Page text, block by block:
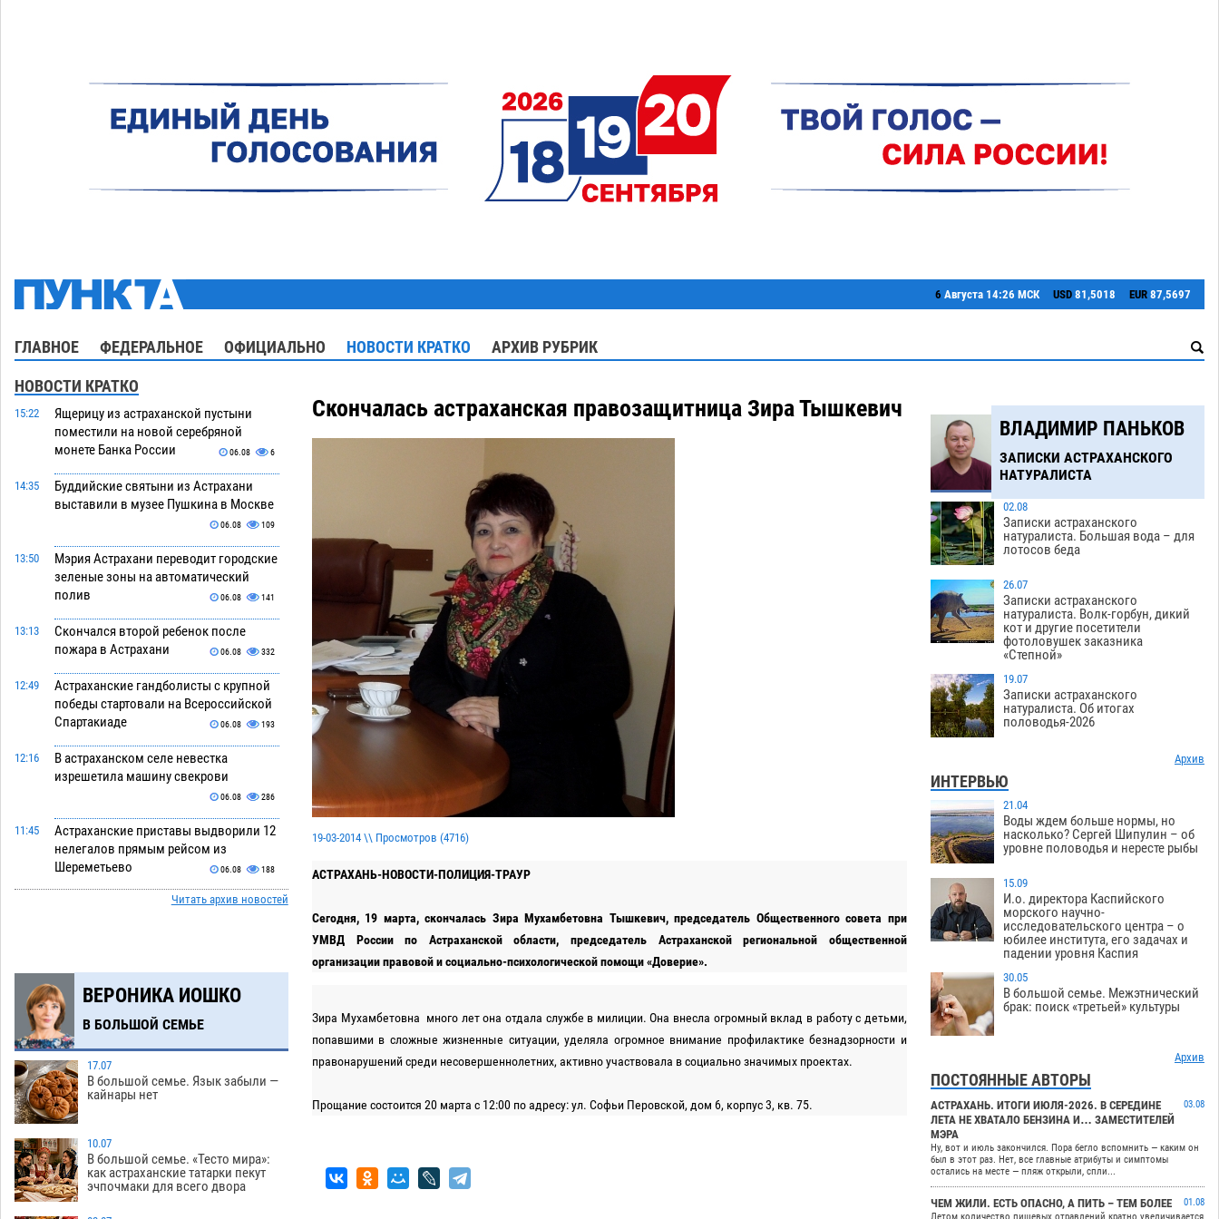
6 Августа 14:26 МСК USD 81,5018 EUR 87,5697
ГЛАВНОЕ ФЕДЕРАЛЬНОЕ ОФИЦИАЛЬНО НОВОСТИ КРАТКО АРХИВ РУБРИК
НОВОСТИ КРАТКО
15:22
Ящерицу из астраханской пустыни
поместили на новой серебряной
монете Банка России
06.08 6
14:35
Буддийские святыни из Астрахани
выставили в музее Пушкина в Москве
06.08 109
13:50
Мэрия Астрахани переводит городские
зеленые зоны на автоматический
полив
06.08 141
13:13
Скончался второй ребенок после
пожара в Астрахани
06.08 332
12:49
Астраханские гандболисты с крупной
победы стартовали на Всероссийской
Спартакиаде
06.08 193
12:16
В астраханском селе невестка
изрешетила машину свекрови
06.08 286
11:45
Астраханские приставы выдворили 12
нелегалов прямым рейсом из
Шереметьево
06.08 188
Как астраханцы назвали своих детей в
дали условные 1,5 года за найденные
200 г растения с наркотой
06.08
09:54
Астраханский детский омбудсмен
помогла многодетному отцу вернуть
родительские права
09:13
В Астрахани купеческий банк укроют
новой крышей за шестнадцать
миллионов
08:29
Астраханские спасатели назвали
причину пожара, в котором погиб 3-
Читать архив новостей
ВЕРОНИКА ИОШКО
В БОЛЬШОЙ СЕМЬЕ
17.07
В большой семье. Язык забыли —
кайнары нет
10.07
В большой семье. «Тесто мира»:
как астраханские татарки пекут
эчпочмаки для всего двора
Скончалась астраханская правозащитница Зира Тышкевич
19-03-2014 \\ Просмотров (4716)
АСТРАХАНЬ-НОВОСТИ-ПОЛИЦИЯ-ТРАУР
Сегодня, 19 марта, скончалась Зира Мухамбетовна Тышкевич, председатель Общественного совета при
УМВД России по Астраханской области, председатель Астраханской региональной общественной
организации правовой и социально-психологической помощи «Доверие».
Зира Мухамбетовна много лет она отдала службе в милиции. Она внесла огромный вклад в работу с детьми,
попавшими в сложные жизненные ситуации, уделяла огромное внимание профилактике безнадзорности и
правонарушений среди несовершеннолетних, активно участвовала в социально значимых проектах.
Прощание состоится 20 марта с 12:00 по адресу: ул. Софьи Перовской, дом 6, корпус 3, кв. 75.
ВЛАДИМИР ПАНЬКОВ
ЗАПИСКИ АСТРАХАНСКОГО
НАТУРАЛИСТА
02.08
Записки астраханского
натуралиста. Большая вода – для
лотосов беда
26.07
Записки астраханского
натуралиста. Волк-горбун, дикий
кот и другие посетители
фотоловушек заказника
«Степной»
19.07
Записки астраханского
натуралиста. Об итогах
половодья-2026
Архив
ИНТЕРВЬЮ
21.04
Воды ждем больше нормы, но
насколько? Сергей Шипулин – об
уровне половодья и нересте рыбы
15.09
И.о. директора Каспийского
морского научно-
исследовательского центра – о
юбилее института, его задачах и
падении уровня Каспия
30.05
В большой семье. Межэтнический
брак: поиск «третьей» культуры
Архив
ПОСТОЯННЫЕ АВТОРЫ
АСТРАХАНЬ. ИТОГИ ИЮЛЯ-2026. В СЕРЕДИНЕ
ЛЕТА НЕ ХВАТАЛО БЕНЗИНА И… ЗАМЕСТИТЕЛЕЙ
МЭРА
03.08
Ну, вот и июль закончился. Пора бегло вспомнить — каким он
был в этот раз. Нет, все главные атрибуты и симптомы
остались на месте — пляж открыли, спли...
ЧЕМ ЖИЛИ. ЕСТЬ ОПАСНО, А ПИТЬ – ТЕМ БОЛЕЕ
01.08